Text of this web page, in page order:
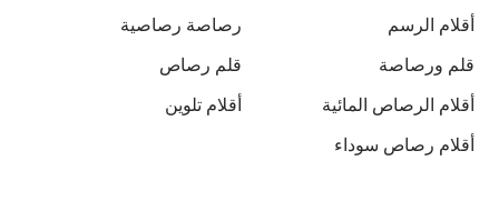
أقلام الرسم رصاصة رصاصية
قلم ورصاصة قلم رصاص
أقلام الرصاص المائية أقلام تلوين
أقلام رصاص سوداء